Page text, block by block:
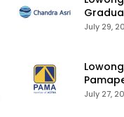
July 29,
(PAMA)
July 27,